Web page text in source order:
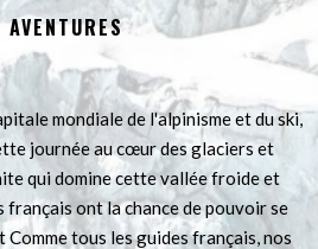
AVENTURES
mondiale de l'alpinisme et du ski,
journée au cœur des glaciers et
qui domine cette vallée froide et
français ont la chance de pouvoir se
Comme tous les guides français, nos